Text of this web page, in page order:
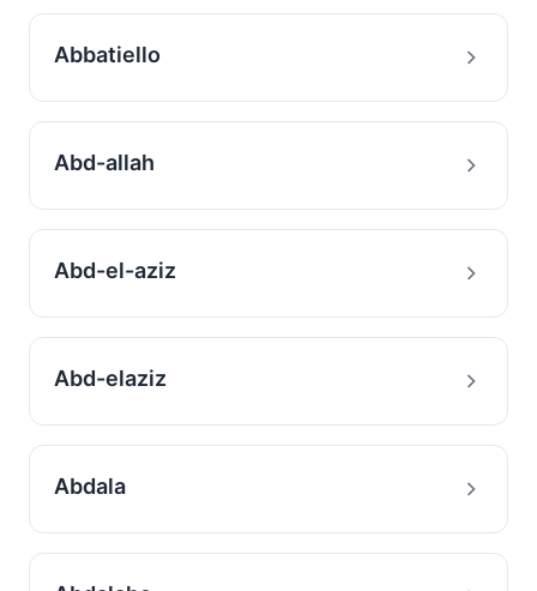
Abbatiello
Abd-allah
Abd-el-aziz
Abd-elaziz
Abdala